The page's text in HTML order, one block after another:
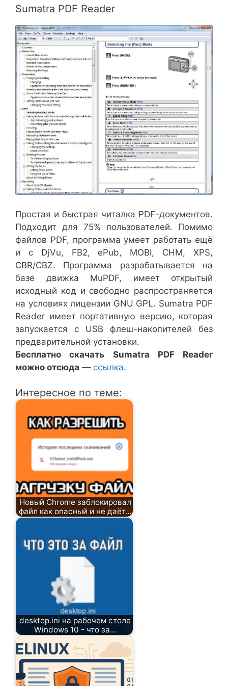
Sumatra PDF Reader
Простая и быстрая читалка PDF-документов.
Подходит для 75% пользователей. Помимо
файлов PDF, программа умеет работать ещё
и с DjVu, FB2, ePub, MOBI, CHM, XPS,
CBR/CBZ. Программа разрабатывается на
базе движка MuPDF, имеет открытый
исходный код и свободно распространяется
на условиях лицензии GNU GPL. Sumatra PDF
Reader имеет портативную версию, которая
запускается с USB флеш-накопителей без
предварительной установки.
Бесплатно скачать Sumatra PDF Reader
можно отсюда — ссылка.
Интересное по теме:
Новый Chrome заблокировал
файл как опасный и не даёт…
desktop.ini на рабочем столе
Windows 10 - что за…